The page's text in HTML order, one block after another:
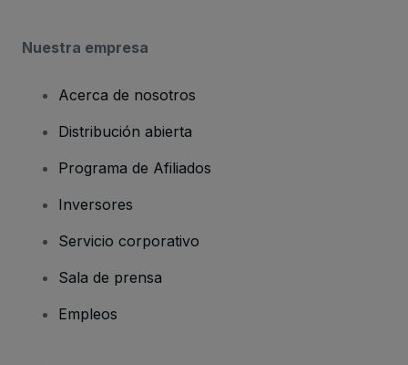
Nuestra empresa
Acerca de nosotros
Distribución abierta
Programa de Afiliados
Inversores
Servicio corporativo
Sala de prensa
Empleos